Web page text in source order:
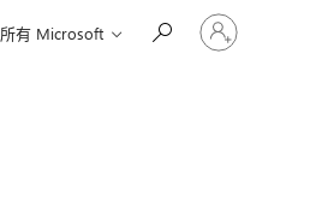
所有 Microsoft
登
入